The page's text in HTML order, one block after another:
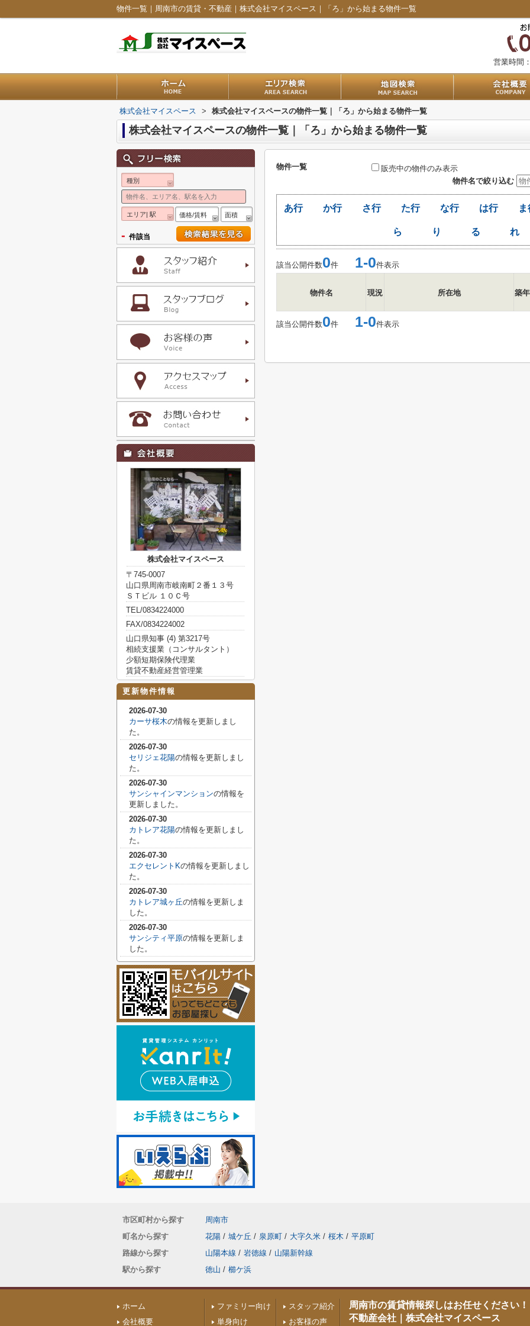
物件一覧｜周南市の賃貸・不動産｜株式会社マイスペース｜「ろ」から始まる物件一覧
営業時間
株式会社マイスペース > 株式会社マイスペースの物件一覧｜「ろ」から始まる物件一覧
株式会社マイスペースの物件一覧｜「ろ」から始まる物件一覧
物件一覧
販売中の物件のみ表示
物件名で絞り込む
あ行 か行 さ行 た行 な行 は行
ら り る れ
該当公開件数0件 1-0件表示
物件名 現況 所在地 築
該当公開件数0件 1-0件表示
種別
エリア| 駅 価格/賃料 面積
- 件該当
株式会社マイスペース
〒745-0007
山口県周南市岐南町２番１３号
ＳＴビル １０Ｃ号
TEL/0834224000
FAX/0834224002
山口県知事 (4) 第3217号
相続支援業（コンサルタント）
少額短期保険代理業
賃貸不動産経営管理業
更新物件情報
2026-07-30
カーサ桜木の情報を更新しまし
た。
2026-07-30
セリジェ花陽の情報を更新しまし
た。
2026-07-30
サンシャインマンションの情報を
更新しました。
2026-07-30
カトレア花陽の情報を更新しまし
た。
2026-07-30
エクセレントKの情報を更新しまし
た。
2026-07-30
カトレア城ヶ丘の情報を更新しま
した。
2026-07-30
サンシティ平原の情報を更新しま
した。
市区町村から探す
周南市
町名から探す
花陽 / 城ケ丘 / 泉原町 / 大字久米 / 桜木 / 平原町
路線から探す
山陽本線 / 岩徳線 / 山陽新幹線
駅から探す
徳山 / 櫛ケ浜
ホーム
会社概要
ファミリー向け
単身向け
スタッフ紹介
お客様の声
周南市の賃貸情報探しはお任せください！
不動産会社｜株式会社マイスペース